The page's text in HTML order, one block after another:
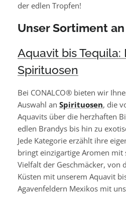
der edlen Tropfen!
Unser Sortiment
Aquavit bis Tequila:
Spirituosen
Bei CONALCO® bieten wir
Auswahl an Spirituosen, die
Aquavits über die herzhaften
edlen Brandys bis hin zu
Jede Kategorie erzählt ihre
bringt einzigartige Aromen mit
Vielfalt der Geschmäcker, von
Küsten mit unserem Aquavit
Agavenfeldern Mexikos mit